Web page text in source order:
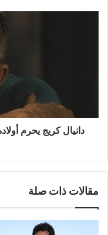
بأكثر
مقالات ذات صلة